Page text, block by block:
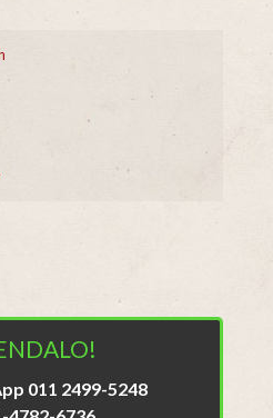
011 2499-5248